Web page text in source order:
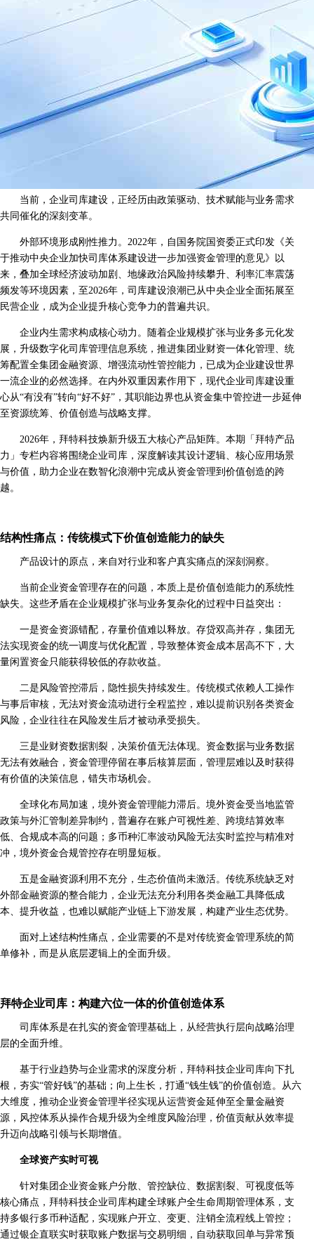
当前，企业司库建设，正经历由政策驱动、技术赋能与业务需求
共同催化的深刻变革。
外部环境形成刚性推力。2022年，自国务院国资委正式印发《关
于推动中央企业加快司库体系建设进一步加强资金管理的意见》以
来，叠加全球经济波动加剧、地缘政治风险持续攀升、利率汇率震荡
频发等环境因素，至2026年，司库建设浪潮已从中央企业全面拓展至
民营企业，成为企业提升核心竞争力的普遍共识。
企业内生需求构成核心动力。随着企业规模扩张与业务多元化发
展，升级数字化司库管理信息系统，推进集团业财资一体化管理、统
筹配置全集团金融资源、增强流动性管控能力，已成为企业建设世界
一流企业的必然选择。在内外双重因素作用下，现代企业司库建设重
心从“有没有”转向“好不好”，其职能边界也从资金集中管控进一步延伸
至资源统筹、价值创造与战略支撑。
2026年，拜特科技焕新升级五大核心产品矩阵。本期「拜特产品
力」专栏内容将围绕企业司库，深度解读其设计逻辑、核心应用场景
与价值，助力企业在数智化浪潮中完成从资金管理到价值创造的跨
越。
结构性痛点：传统模式下价值创造能力的缺失
产品设计的原点，来自对行业和客户真实痛点的深刻洞察。
当前企业资金管理存在的问题，本质上是价值创造能力的系统性
缺失。这些矛盾在企业规模扩张与业务复杂化的过程中日益突出：
一是资金资源错配，存量价值难以释放。存贷双高并存，集团无
法实现资金的统一调度与优化配置，导致整体资金成本居高不下，大
量闲置资金只能获得较低的存款收益。
二是风险管控滞后，隐性损失持续发生。传统模式依赖人工操作
与事后审核，无法对资金流动进行全程监控，难以提前识别各类资金
风险，企业往往在风险发生后才被动承受损失。
三是业财资数据割裂，决策价值无法体现。资金数据与业务数据
无法有效融合，资金管理停留在事后核算层面，管理层难以及时获得
有价值的决策信息，错失市场机会。
全球化布局加速，境外资金管理能力滞后。境外资金受当地监管
政策与外汇管制差异制约，普遍存在账户可视性差、跨境结算效率
低、合规成本高的问题；多币种汇率波动风险无法实时监控与精准对
冲，境外资金合规管控存在明显短板。
五是金融资源利用不充分，生态价值尚未激活。传统系统缺乏对
外部金融资源的整合能力，企业无法充分利用各类金融工具降低成
本、提升收益，也难以赋能产业链上下游发展，构建产业生态优势。
面对上述结构性痛点，企业需要的不是对传统资金管理系统的简
单修补，而是从底层逻辑上的全面升级。
拜特企业司库：构建六位一体的价值创造体系
司库体系是在扎实的资金管理基础上，从经营执行层向战略治理
层的全面升维。
基于行业趋势与企业需求的深度分析，拜特科技企业司库向下扎
根，夯实“管好钱”的基础；向上生长，打通“钱生钱”的价值创造。从六
大维度，推动企业资金管理半径实现从运营资金延伸至全量金融资
源，风控体系从操作合规升级为全维度风险治理，价值贡献从效率提
升迈向战略引领与长期增值。
全球资产实时可视
针对集团企业资金账户分散、管控缺位、数据割裂、可视度低等
核心痛点，拜特科技企业司库构建全球账户全生命周期管理体系，支
持多银行多币种适配，实现账户开立、变更、注销全流程线上管控；
通过银企直联实时获取账户数据与交易明细，自动获取回单与异常预